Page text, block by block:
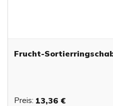
Frucht-
Preis: 13,36 €